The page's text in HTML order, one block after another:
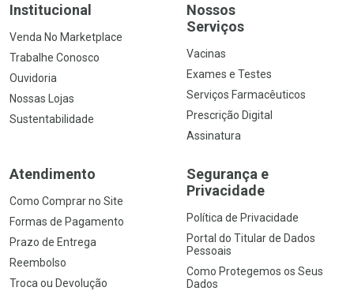
Institucional
Venda No Marketplace
Trabalhe Conosco
Ouvidoria
Nossas Lojas
Sustentabilidade
Nossos
Serviços
Vacinas
Exames e Testes
Serviços Farmacêuticos
Prescrição Digital
Assinatura
Atendimento
Como Comprar no Site
Formas de Pagamento
Prazo de Entrega
Reembolso
Troca ou Devolução
Segurança e
Privacidade
Política de Privacidade
Portal do Titular de Dados
Pessoais
Como Protegemos os Seus
Dados